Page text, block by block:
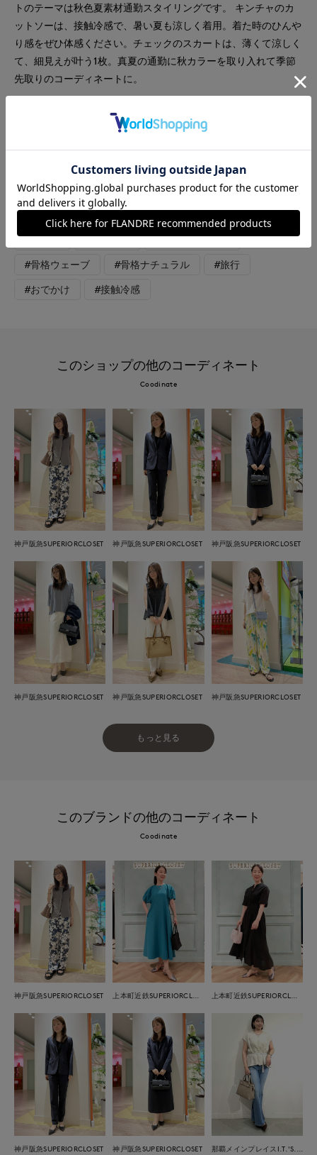
トのテーマは秋色夏素材通勤スタイリングです。 キンチャのカ
ットソーは、接触冷感で、暑い夏も涼しく着用。着た時のひんや
り感をぜひ体感ください。チェックのスカートは、薄くて涼しく
て、細見えが叶う1枚。真夏の通勤に秋カラーを取り入れて季節
先取りのコーディネートに。
#スカート
#ウォッシャブル #イージーケア
#大きいサイズ #コットン #リネン
#モード #トラッド #骨格ストレート
#骨格ウェーブ #骨格ナチュラル #旅行
#おでかけ #接触冷感
このショップの他のコーディネート
Coodinate
神戸阪急SUPERIORCLOSET 神戸阪急SUPERIORCLOSET 神戸阪急SUPERIORCLOSET
神戸阪急SUPERIORCLOSET 神戸阪急SUPERIORCLOSET 神戸阪急SUPERIORCLOSET
もっと見る
このブランドの他のコーディネート
Coodinate
神戸阪急SUPERIORCLOSET
神戸阪急SUPERIORCLOSET 神戸阪急SUPERIORCLOSET